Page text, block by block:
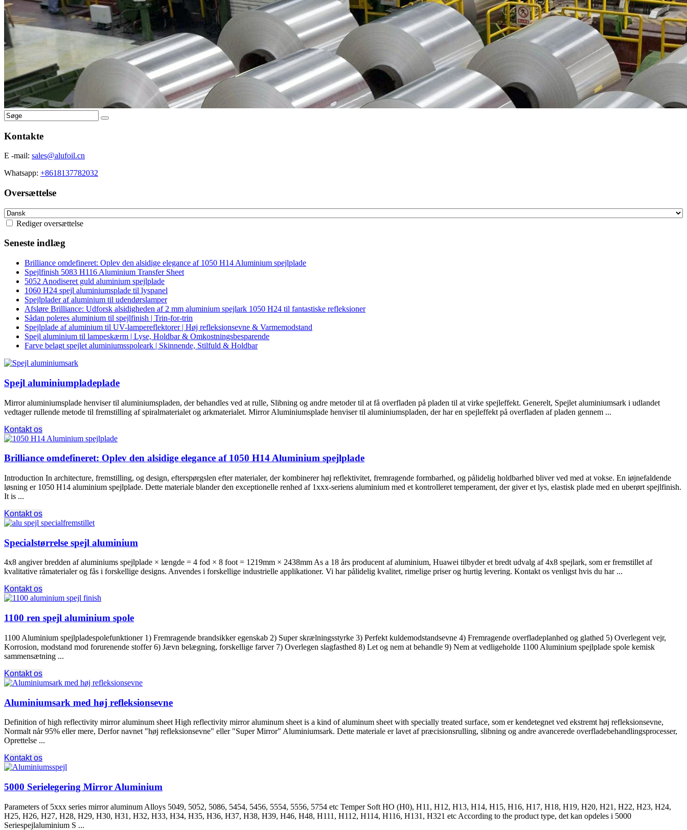
Kontakte
E -mail: sales@alufoil.cn
Whatsapp: +8618137782032
Oversættelse
Rediger oversættelse
Seneste indlæg
Brilliance omdefineret: Oplev den alsidige elegance af 1050 H14 Aluminium spejlplade
Spejlfinish 5083 H116 Aluminium Transfer Sheet
5052 Anodiseret guld aluminium spejlplade
1060 H24 spejl aluminiumsplade til lyspanel
Spejlplader af aluminium til udendørslamper
Afsløre Brilliance: Udforsk alsidigheden af ​​2 mm aluminium spejlark 1050 H24 til fantastiske refleksioner
Sådan poleres aluminium til spejlfinish | Trin-for-trin
Spejlplade af aluminium til UV-lampereflektorer | Høj refleksionsevne & Varmemodstand
Spejl aluminium til lampeskærm | Lyse, Holdbar & Omkostningsbesparende
Farve belagt spejlet aluminiumsspoleark | Skinnende, Stilfuld & Holdbar
Spejl aluminiumpladeplade
Mirror aluminiumsplade henviser til aluminiumspladen, der behandles ved at rulle, Slibning og andre metoder til at få overfladen på pladen til at virke spejleffekt. Generelt, Spejlet aluminiumsark i udlandet
vedtager rullende metode til fremstilling af spiralmaterialet og arkmaterialet. Mirror Aluminiumsplade henviser til aluminiumspladen, der har en spejleffekt på overfladen af ​​pladen gennem ...
Kontakt os
Brilliance omdefineret: Oplev den alsidige elegance af 1050 H14 Aluminium spejlplade
Introduction In architecture, fremstilling, og design, efterspørgslen efter materialer, der kombinerer høj reflektivitet, fremragende formbarhed, og pålidelig holdbarhed bliver ved med at vokse. En iøjnefaldende
løsning er 1050 H14 aluminium spejlplade. Dette materiale blander den exceptionelle renhed af 1xxx-seriens aluminium med et kontrolleret temperament, der giver et lys, elastisk plade med en uberørt spejlfinish.
It is ...
Kontakt os
Specialstørrelse spejl aluminium
4x8 angiver bredden af ​​aluminiums spejlplade × længde = 4 fod × 8 foot = 1219mm × 2438mm As a 18 års producent af aluminium, Huawei tilbyder et bredt udvalg af 4x8 spejlark, som er fremstillet af
kvalitative råmaterialer og fås i forskellige designs. Anvendes i forskellige industrielle applikationer. Vi har pålidelig kvalitet, rimelige priser og hurtig levering. Kontakt os venligst hvis du har ...
Kontakt os
1100 ren spejl aluminium spole
1100 Aluminium spejlpladespolefunktioner 1) Fremragende brandsikker egenskab 2) Super skrælningsstyrke 3) Perfekt kuldemodstandsevne 4) Fremragende overfladeplanhed og glathed 5) Overlegent vejr,
Korrosion, modstand mod forurenende stoffer 6) Jævn belægning, forskellige farver 7) Overlegen slagfasthed 8) Let og nem at behandle 9) Nem at vedligeholde 1100 Aluminium spejlplade spole kemisk
sammensætning ...
Kontakt os
Aluminiumsark med høj refleksionsevne
Definition of high reflectivity mirror aluminum sheet High reflectivity mirror aluminum sheet is a kind of aluminum sheet with specially treated surface, som er kendetegnet ved ekstremt høj refleksionsevne,
Normalt når 95% eller mere, Derfor navnet "høj refleksionsevne" eller "Super Mirror" Aluminiumsark. Dette materiale er lavet af præcisionsrulling, slibning og andre avancerede overfladebehandlingsprocesser,
Oprettelse ...
Kontakt os
5000 Serielegering Mirror Aluminium
Parameters of 5xxx series mirror aluminum Alloys 5049, 5052, 5086, 5454, 5456, 5554, 5556, 5754 etc Temper Soft HO (H0), H11, H12, H13, H14, H15, H16, H17, H18, H19, H20, H21, H22, H23, H24,
H25, H26, H27, H28, H29, H30, H31, H32, H33, H34, H35, H36, H37, H38, H39, H46, H48, H111, H112, H114, H116, H131, H321 etc According to the product type, det kan opdeles i 5000
Seriespejlaluminium S ...